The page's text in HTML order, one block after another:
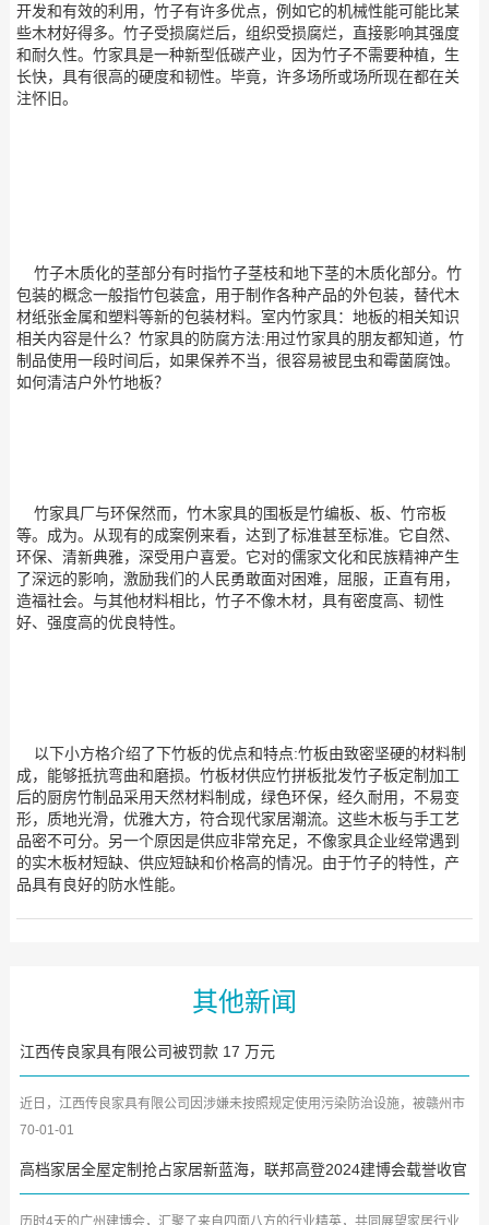
开发和有效的利用，竹子有许多优点，例如它的机械性能可能比某
些木材好得多。竹子受损腐烂后，组织受损腐烂，直接影响其强度
和耐久性。竹家具是一种新型低碳产业，因为竹子不需要种植，生
长快，具有很高的硬度和韧性。毕竟，许多场所或场所现在都在关
注怀旧。
竹子木质化的茎部分有时指竹子茎枝和地下茎的木质化部分。竹
包装的概念一般指竹包装盒，用于制作各种产品的外包装，替代木
材纸张金属和塑料等新的包装材料。室内竹家具：地板的相关知识
相关内容是什么？竹家具的防腐方法:用过竹家具的朋友都知道，竹
制品使用一段时间后，如果保养不当，很容易被昆虫和霉菌腐蚀。
如何清洁户外竹地板？
竹家具厂与环保然而，竹木家具的围板是竹编板、板、竹帘板
等。成为。从现有的成案例来看，达到了标准甚至标准。它自然、
环保、清新典雅，深受用户喜爱。它对的儒家文化和民族精神产生
了深远的影响，激励我们的人民勇敢面对困难，屈服，正直有用，
造福社会。与其他材料相比，竹子不像木材，具有密度高、韧性
好、强度高的优良特性。
以下小方格介绍了下竹板的优点和特点:竹板由致密坚硬的材料制
成，能够抵抗弯曲和磨损。竹板材供应竹拼板批发竹子板定制加工
后的厨房竹制品采用天然材料制成，绿色环保，经久耐用，不易变
形，质地光滑，优雅大方，符合现代家居潮流。这些木板与手工艺
品密不可分。另一个原因是供应非常充足，不像家具企业经常遇到
的实木板材短缺、供应短缺和价格高的情况。由于竹子的特性，产
品具有良好的防水性能。
其他新闻
江西传良家具有限公司被罚款 17 万元
近日，江西传良家具有限公司因涉嫌未按照规定使用污染防治设施，被赣州市
南康生态环境局罚款人民...
70-01-01
高档家居全屋定制抢占家居新蓝海，联邦高登2024建博会载誉收官
历时4天的广州建博会，汇聚了来自四面八方的行业精英，共同展望家居行业